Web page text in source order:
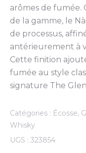
arômes de fumée.
de la gamme, le
de processus,
antérieurement à
Cette finition
fumée au style
signature The
Catégories : Écosse,
Whisky
UGS : 323854